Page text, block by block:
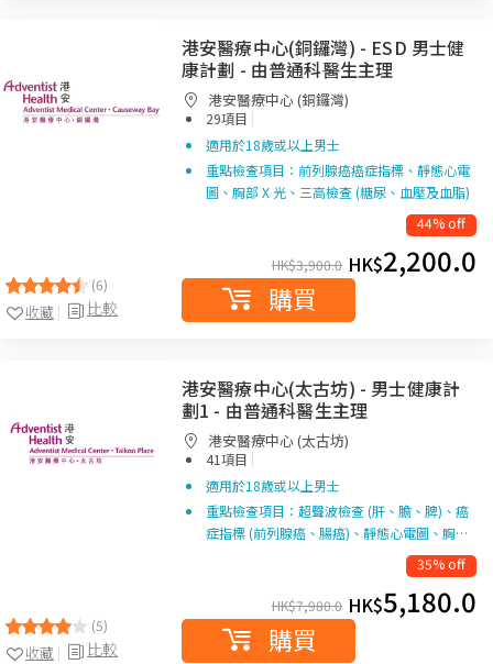
(6)
比較
收藏
港安醫療中心(銅鑼灣) - ESD 男士健
康計劃 - 由普通科醫生主理
港安醫療中心 (銅鑼灣)
29項目 |
適用於18歲或以上男士
重點檢查項目：前列腺癌癌症指標、靜態心電
圖、胸部 X 光、三高檢查 (糖尿、血壓及血脂)
44% off
HK$3,900.0 HK$2,200.0
購買
(5)
比較
收藏
港安醫療中心(太古坊) - 男士健康計
劃1 - 由普通科醫生主理
港安醫療中心 (太古坊)
41項目 |
適用於18歲或以上男士
重點檢查項目：超聲波檢查 (肝、膽、脾)、癌
症指標 (前列腺癌、腸癌)、靜態心電圖、胸…
35% off
HK$7,980.0 HK$5,180.0
購買